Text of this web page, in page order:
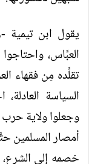
يقول ابن تيمية
العبَّاس،
تقلَّده مِن فقهاء
السياسة
وجعلوا ولاية
أمصار المسلمين
خصمه إلى